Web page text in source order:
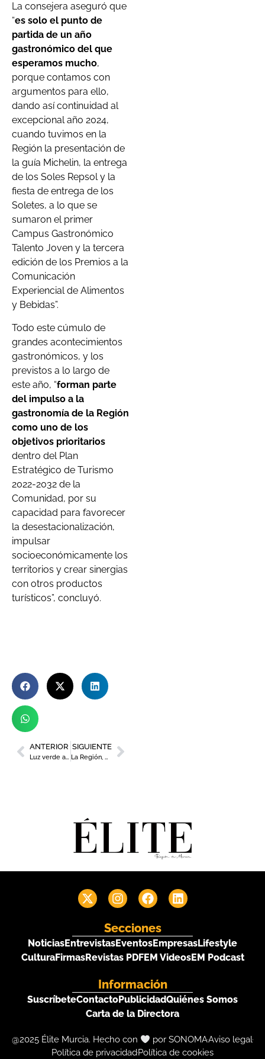
La consejera aseguró que
“es solo el punto de
partida de un año
gastronómico del que
esperamos mucho,
porque contamos con
argumentos para ello,
dando así continuidad al
excepcional año 2024,
cuando tuvimos en la
Región la presentación de
la guía Michelin, la entrega
de los Soles Repsol y la
fiesta de entrega de los
Soletes, a lo que se
sumaron el primer
Campus Gastronómico
Talento Joven y la tercera
edición de los Premios a la
Comunicación
Experiencial de Alimentos
y Bebidas”.
Todo este cúmulo de
grandes acontecimientos
gastronómicos, y los
previstos a lo largo de
este año, “forman parte
del impulso a la
gastronomía de la Región
como uno de los
objetivos prioritarios
dentro del Plan
Estratégico de Turismo
2022-2032 de la
Comunidad, por su
capacidad para favorecer
la desestacionalización,
impulsar
socioeconómicamente los
territorios y crear sinergias
con otros productos
turísticos”, concluyó.
ANTERIOR
Luz verde a los ‘rooftop’ en Murcia, las terrazas en azoteas
SIGUIENTE
La Región, «principal potencia agroalimentaria» de Fruit Logística
Secciones
NoticiasEntrevistasEventosEmpresasLifestyle
CulturaFirmasRevistas PDFEM VideosEM Podcast
Información
SuscríbeteContactoPublicidadQuiénes Somos
Carta de la Directora
@2025 Élite Murcia. Hecho con por SONOMAAviso legal
Política de privacidadPolítica de cookies